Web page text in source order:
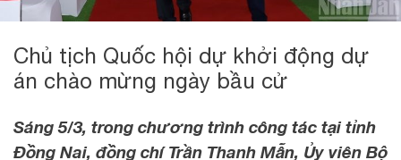
Chủ tịch Quốc hội dự khởi động dự
án chào mừng ngày bầu cử
Sáng 5/3, trong chương trình công tác tại tỉnh
Đồng Nai, đồng chí Trần Thanh Mẫn, Ủy viên Bộ